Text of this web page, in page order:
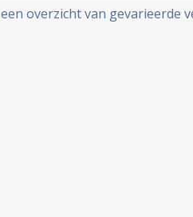
overzicht van gevarieerde